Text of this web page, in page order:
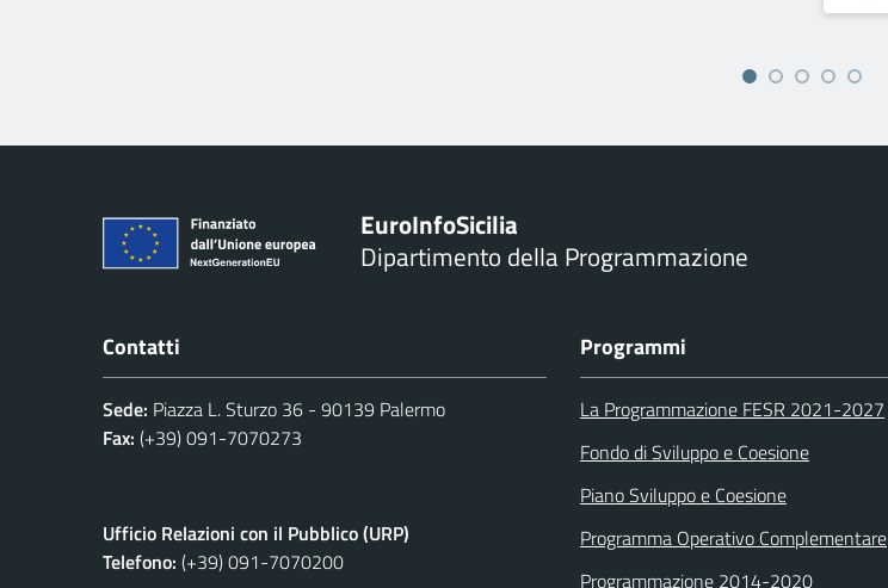
EuroInfoSicilia
Dipartimento della Programmazione
Contatti
Sede: Piazza L. Sturzo 36 - 90139 Palermo
Fax: (+39) 091-7070273
Ufficio Relazioni con il Pubblico (URP)
Telefono: (+39) 091-7070200
Programmi
La Programmazione FESR 2021-2027
Fondo di Sviluppo e Coesione
Piano Sviluppo e Coesione
Programma Operativo Complementare
Programmazione 2014-2020